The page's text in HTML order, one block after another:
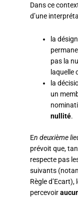
Dans ce
d’une
la
pas la
laquelle
la
un
nullité.
En deuxième
prévoit que,
respecte pas
suivants
Règle
percevoir